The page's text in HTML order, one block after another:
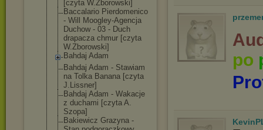
[czyta W.Zborowski]
Baccalario Pierdomenico
- Will Moogley-Agencja
Duchow - 03 - Duch
drapacza chmur [czyta
W.Zborowski]
Bahdaj Adam
Bahdaj Adam - Stawiam
na Tolka Banana [czyta
J.Lissner]
Bahdaj Adam - Wakacje
z duchami [czyta A.
Szopa]
Bakiewicz Grazyna -
po